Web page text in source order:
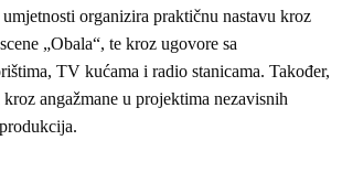
organizira praktičnu nastavu kroz
„Obala“, te kroz ugovore sa
TV kućama i radio stanicama. Također,
angažmane u projektima nezavisnih